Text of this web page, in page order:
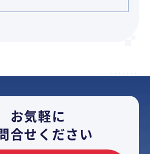
お気軽に
合せください